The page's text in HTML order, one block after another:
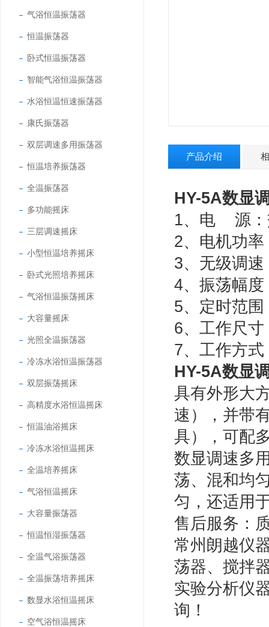
气浴恒温振荡器
恒温振荡器
卧式恒温振荡器
智能气浴恒温振荡器
水浴恒温恒速振荡器
康氏振荡器
双层调速多用振荡器
恒温培养振荡器
全温振荡器
多功能摇床
三层调速摇床
小型恒温培养摇床
卧式光照培养摇床
气浴恒温振荡摇床
大容量摇床
光照全温振荡器
冷冻水浴恒温振荡器
双层振荡摇床
高精度水浴恒温摇床
恒温油浴摇床
冷冻水浴恒温摇床
全温培养摇床
气浴恒温摇床
大容量振荡器
恒温恒湿振荡器
全温气浴振荡器
全温振荡培养摇床
数显水浴恒温摇床
空气浴恒温摇床
产品介绍
HY-5A数显
1、电 源：
2、电机功率
3、无级调
4、振荡幅度
5、定时范
6、工作尺
7、工作方
HY-5A数显
具有外形大
速），并带
具），可配
数显调速多
荡、混和均
匀，还适用
售后服务：
常州朗越仪
荡器、搅拌
实验分析仪
询！